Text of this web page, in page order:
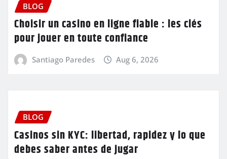
BLOG
Choisir un casino en ligne fiable : les clés
pour jouer en toute confiance
Santiago Paredes Aug 6, 2026
BLOG
Casinos sin KYC: libertad, rapidez y lo que
debes saber antes de jugar